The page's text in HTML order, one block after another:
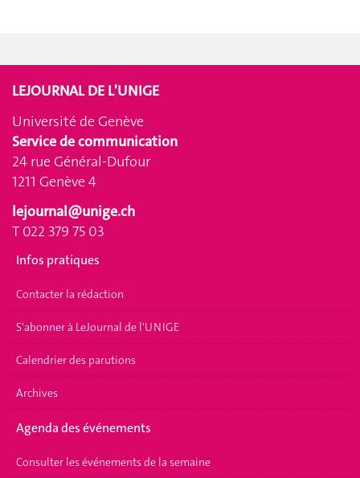
LEJOURNAL DE L'UNIGE
Université de Genève
Service de communication
24 rue Général-Dufour
1211 Genève 4
lejournal@unige.ch
T 022 379 75 03
Infos pratiques
Contacter la rédaction
S'abonner à LeJournal de l'UNIGE
Calendrier des parutions
Archives
Agenda des événements
Consulter les événements de la semaine